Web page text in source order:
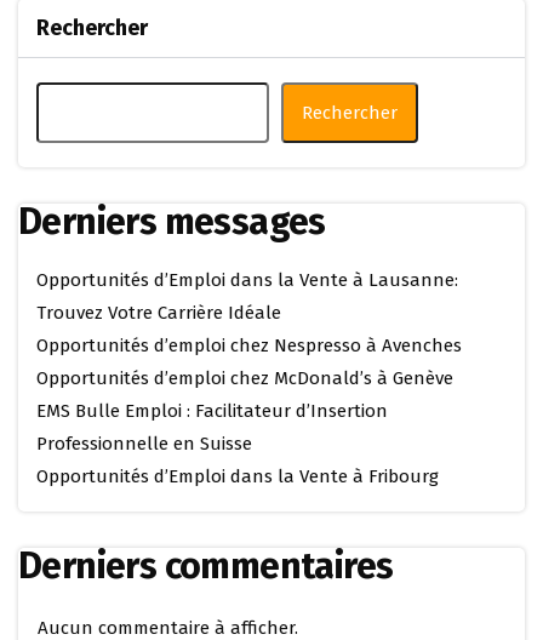
Rechercher
Rechercher
Derniers messages
Opportunités d’Emploi dans la Vente à Lausanne:
Trouvez Votre Carrière Idéale
Opportunités d’emploi chez Nespresso à Avenches
Opportunités d’emploi chez McDonald’s à Genève
EMS Bulle Emploi : Facilitateur d’Insertion
Professionnelle en Suisse
Opportunités d’Emploi dans la Vente à Fribourg
Derniers commentaires
Aucun commentaire à afficher.